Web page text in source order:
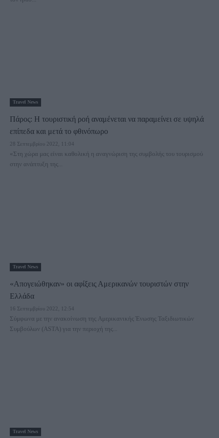
Travel News
Πάρος: Η τουριστική ροή αναμένεται να παραμείνει σε υψηλά
επίπεδα και μετά το φθινόπωρο
28 Σεπτεμβρίου 2022, 11:04
«Στη χώρα μας είναι καθολική η αναγνώριση της συμβολής του τουρισμού
στην ανάπτυξη της...
Travel News
«Απογειώθηκαν» οι αφίξεις Αμερικανών τουριστών στην
Ελλάδα
16 Σεπτεμβρίου 2022, 12:54
Σύμφωνα με την ανακοίνωση της Αμερικανικής Ένωσης Ταξιδιωτικών
Συμβούλων (ASTA) για την περιοχή της...
Travel News